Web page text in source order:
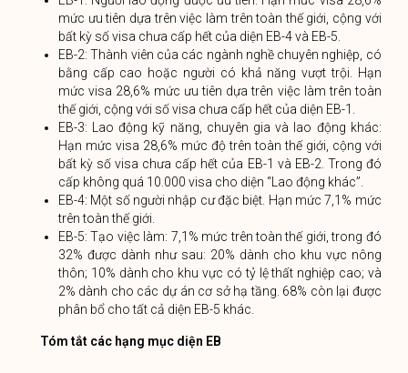
mức ưu tiên dựa trên việc làm trên toàn thế giới, cộng với
bất kỳ số visa chưa cấp hết của diện EB-4 và EB-5.
EB-2: Thành viên của các ngành nghề chuyên nghiệp, có
bằng cấp cao hoặc người có khả năng vượt trội. Hạn
mức visa 28,6% mức ưu tiên dựa trên việc làm trên toàn
thế giới, cộng với số visa chưa cấp hết của diện EB-1.
EB-3: Lao động kỹ năng, chuyên gia và lao động khác:
Hạn mức visa 28,6% mức độ trên toàn thế giới, cộng với
bất kỳ số visa chưa cấp hết của EB-1 và EB-2. Trong đó
cấp không quá 10.000 visa cho diện “Lao động khác”.
EB-4: Một số người nhập cư đặc biệt. Hạn mức 7,1% mức
trên toàn thế giới.
EB-5: Tạo việc làm: 7,1% mức trên toàn thế giới, trong đó
32% được dành như sau: 20% dành cho khu vực nông
thôn; 10% dành cho khu vực có tỷ lệ thất nghiệp cao; và
2% dành cho các dự án cơ sở hạ tầng. 68% còn lại được
phân bổ cho tất cả diện EB-5 khác.
Tóm tắt các hạng mục diện EB